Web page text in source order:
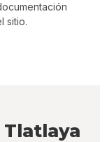
sitio.
Tlatlaya